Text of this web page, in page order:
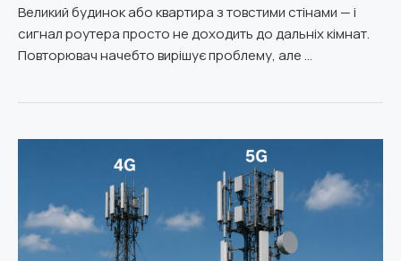
Великий будинок або квартира з товстими стінами — і
сигнал роутера просто не доходить до дальніх кімнат.
Повторювач начебто вирішує проблему, але …